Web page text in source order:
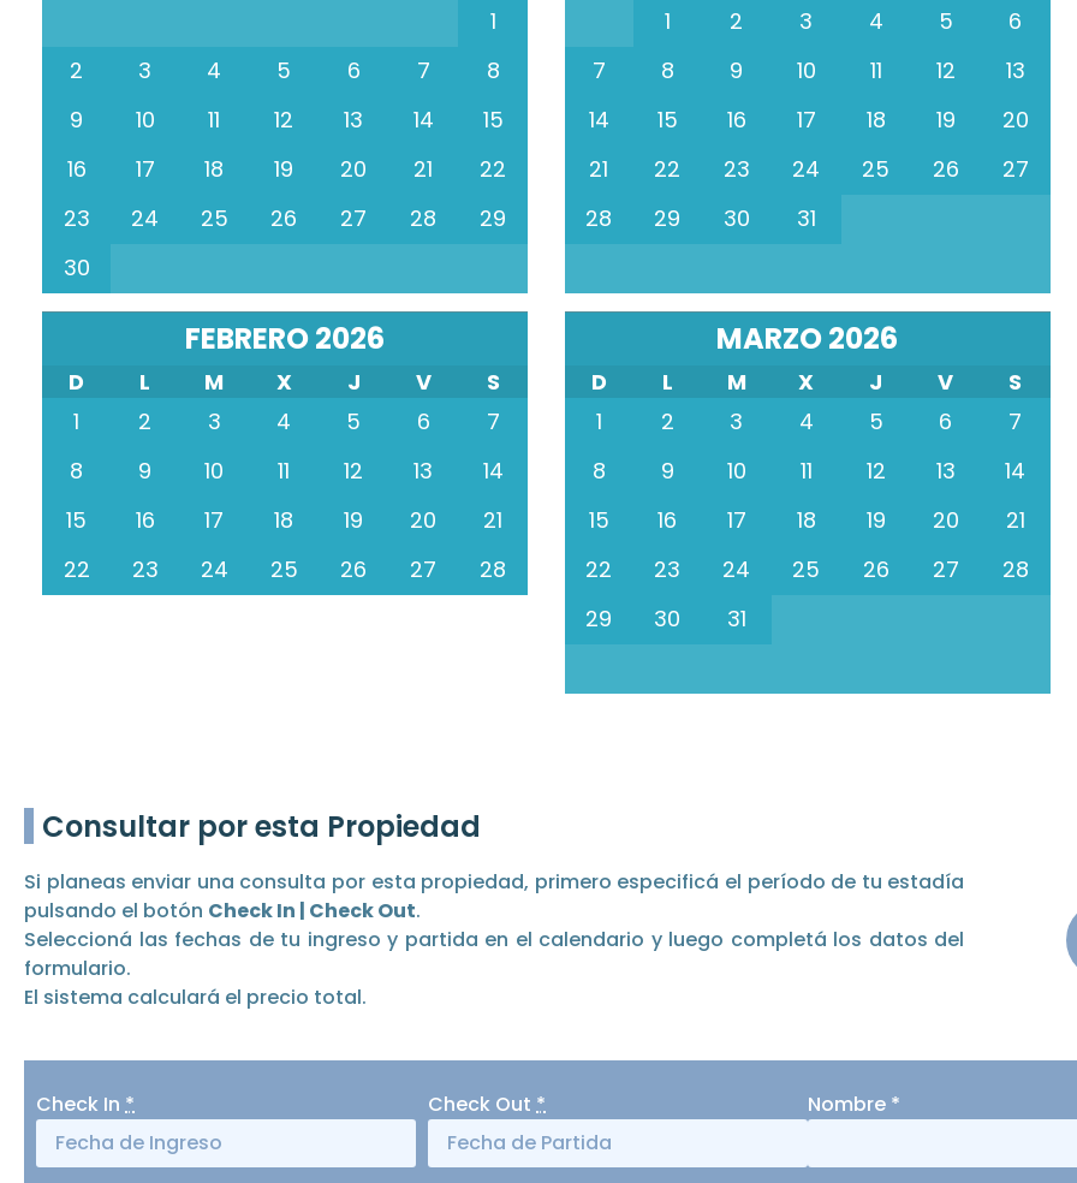
1
2
3 4 5 6 7
8
9
10 11 12 13 14
15
16
17 18 19 20 21
22
23
24 25 26 27 28
29
30
1
2 3 4 5
6
7
8 9 10 11 12
13
14
15 16 17 18 19
20
21
22 23 24 25 26
27
28
29 30 31
FEBRERO 2026
D L M X J V
S
1
2 3 4 5 6
7
8
9 10 11 12 13
14
15
16 17 18 19 20
21
22
23 24 25 26 27 28
MARZO 2026
D L M X J V
S
1
2 3 4 5 6
7
8
9 10 11 12 13
14
15
16 17 18 19 20
21
22
23 24 25 26 27
28
29
30 31
Consultar por esta Propiedad
Si planeas enviar una consulta por esta propiedad, primero especificá el período de tu estadía
pulsando el botón Check In | Check Out.
Seleccioná las fechas de tu ingreso y partida en el calendario y luego completá los datos del
formulario.
El sistema calculará el precio total.
Check In * Check Out * Nombre *